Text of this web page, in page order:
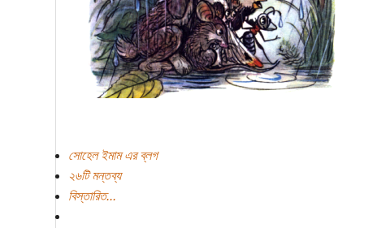
সোহেল ইমাম এর ব্লগ
২৬টি মন্তব্য
বিস্তারিত...